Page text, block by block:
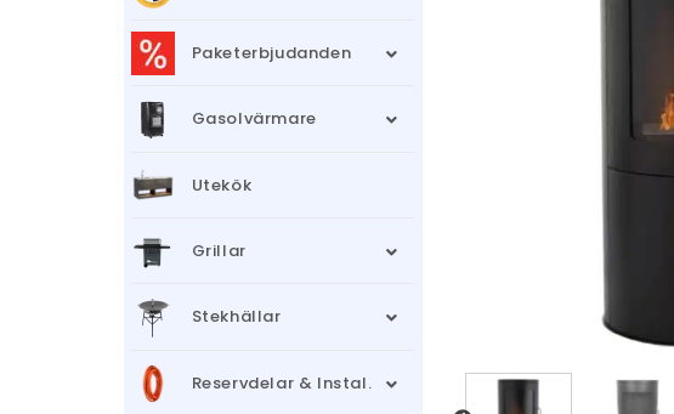
Paketerbjudanden
Gasolvärmare
Utekök
Grillar
Stekhällar
Reservdelar & Instal.